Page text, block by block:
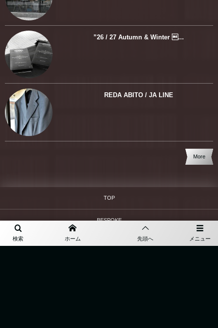
メニュー
検索 ホーム 先頭へ
”26 / 27 Autumn & Winter ...
REDA ABITO / JA LINE
More
TOP
BESPOKE